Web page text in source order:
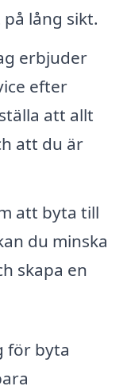
lång sikt.
erbjuder
efter
att allt
att du är
att byta till
du minska
skapa en
för byta